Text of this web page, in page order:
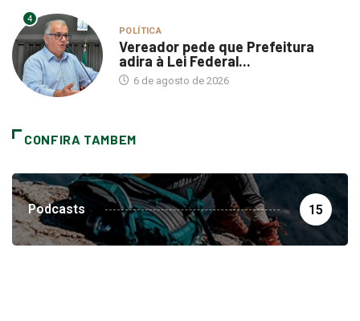
4
POLÍTICA
Vereador pede que Prefeitura
adira à Lei Federal...
6 de agosto de 2026
CONFIRA TAMBEM
Podcasts 15